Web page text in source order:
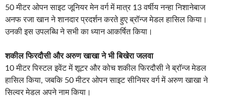
50 मीटर ओपन साइट जूनियर मेन वर्ग में मात्र 13 वर्षीय नन्हा निशानेबाज
अनफ रजा खान ने शानदार प्रदर्शन करते हुए ब्रॉन्ज मेडल हासिल किया।
उनकी इस उपलब्धि ने सभी का ध्यान आकर्षित किया।
शकील फिरदौसी और अरुण खाखा ने भी बिखेरा जलवा
10 मीटर पिस्टल इवेंट में शूटर और कोच शकील फिरदौसी ने ब्रॉन्ज मेडल
हासिल किया, जबकि 50 मीटर ओपन साइट सीनियर वर्ग में अरुण खाखा ने
सिल्वर मेडल अपने नाम किया।